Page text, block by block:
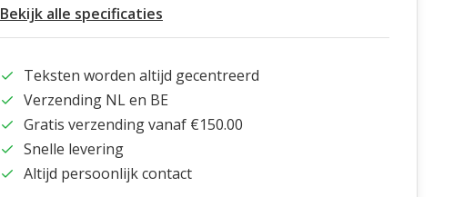
Bekijk alle specificaties
Teksten worden altijd gecentreerd
Verzending NL en BE
Gratis verzending vanaf €150.00
Snelle levering
Altijd persoonlijk contact